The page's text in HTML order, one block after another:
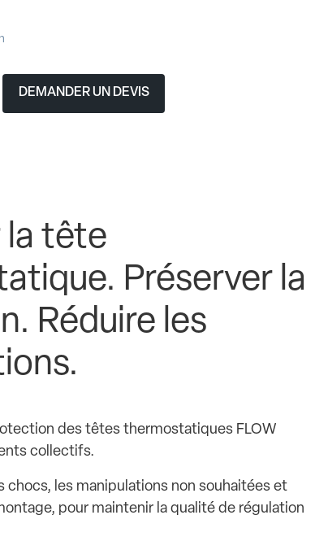
DEMANDER UN DEVIS
la tête
Préserver la
Réduire les
des têtes thermostatiques FLOW
collectifs.
chocs, les manipulations non souhaitées et
pour maintenir la qualité de régulation